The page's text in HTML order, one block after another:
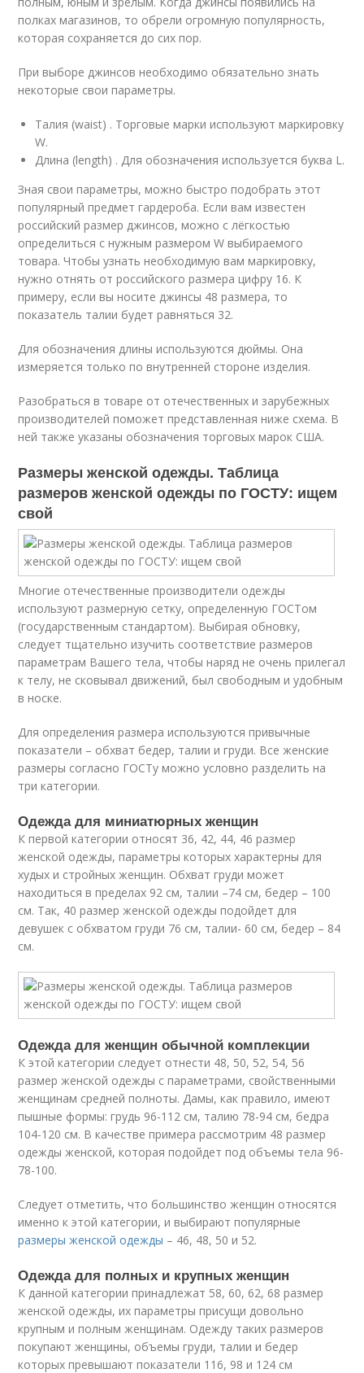
полках магазинов, то обрели огромную популярность,
которая сохраняется до сих пор.
При выборе джинсов необходимо обязательно знать
некоторые свои параметры.
Талия (waist) . Торговые марки используют маркировку
W.
Длина (length) . Для обозначения используется буква L.
Зная свои параметры, можно быстро подобрать этот
популярный предмет гардероба. Если вам известен
российский размер джинсов, можно с лёгкостью
определиться с нужным размером W выбираемого
товара. Чтобы узнать необходимую вам маркировку,
нужно отнять от российского размера цифру 16. К
примеру, если вы носите джинсы 48 размера, то
показатель талии будет равняться 32.
Для обозначения длины используются дюймы. Она
измеряется только по внутренней стороне изделия.
Разобраться в товаре от отечественных и зарубежных
производителей поможет представленная ниже схема. В
ней также указаны обозначения торговых марок США.
Размеры женской одежды. Таблица
размеров женской одежды по ГОСТУ: ищем
свой
Многие отечественные производители одежды
используют размерную сетку, определенную ГОСТом
(государственным стандартом). Выбирая обновку,
следует тщательно изучить соответствие размеров
параметрам Вашего тела, чтобы наряд не очень прилегал
к телу, не сковывал движений, был свободным и удобным
в носке.
Для определения размера используются привычные
показатели – обхват бедер, талии и груди. Все женские
размеры согласно ГОСТу можно условно разделить на
три категории.
Одежда для миниатюрных женщин
К первой категории относят 36, 42, 44, 46 размер
женской одежды, параметры которых характерны для
худых и стройных женщин. Обхват груди может
находиться в пределах 92 см, талии –74 см, бедер – 100
см. Так, 40 размер женской одежды подойдет для
девушек с обхватом груди 76 см, талии- 60 см, бедер – 84
см.
Одежда для женщин обычной комплекции
К этой категории следует отнести 48, 50, 52, 54, 56
размер женской одежды с параметрами, свойственными
женщинам средней полноты. Дамы, как правило, имеют
пышные формы: грудь 96-112 см, талию 78-94 см, бедра
104-120 см. В качестве примера рассмотрим 48 размер
одежды женской, которая подойдет под объемы тела 96-
78-100.
Следует отметить, что большинство женщин относятся
именно к этой категории, и выбирают популярные
размеры женской одежды – 46, 48, 50 и 52.
Одежда для полных и крупных женщин
К данной категории принадлежат 58, 60, 62, 68 размер
женской одежды, их параметры присущи довольно
крупным и полным женщинам. Одежду таких размеров
покупают женщины, объемы груди, талии и бедер
которых превышают показатели 116, 98 и 124 см